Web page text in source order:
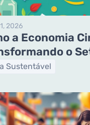
2026
a Economia
o
Sustentável